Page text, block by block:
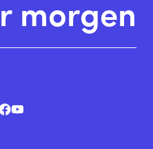
morgen